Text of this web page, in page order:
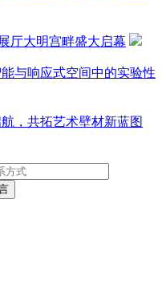
厅大明宫畔盛大启幕
与响应式空间中的实验性
，共拓艺术壁材新蓝图